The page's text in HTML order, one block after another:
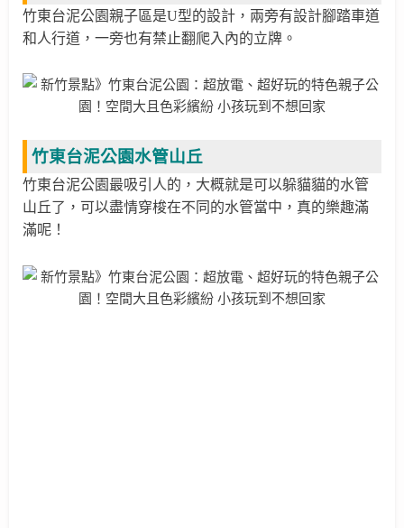
竹東台泥公園親子區是U型的設計，兩旁有設計腳踏車道
和人行道，一旁也有禁止翻爬入內的立牌。
竹東台泥公園水管山丘
竹東台泥公園最吸引人的，大概就是可以躲貓貓的水管
山丘了，可以盡情穿梭在不同的水管當中，真的樂趣滿
滿呢！